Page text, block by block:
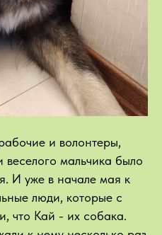
и волонтеры,
веселого мальчика было
И уже в начале мая к
люди, которые с
что Кай - их собака.